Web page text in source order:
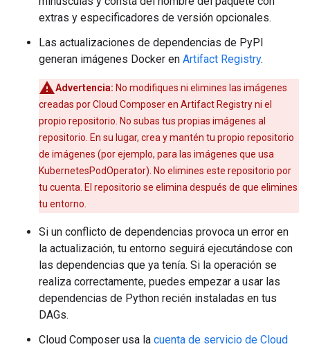
extras y especificadores de versión opcionales.
Las actualizaciones de dependencias de PyPI
generan imágenes Docker en Artifact Registry.
Advertencia: No modifiques ni elimines las imágenes
creadas por Cloud Composer en Artifact Registry ni el
propio repositorio. No subas tus propias imágenes al
repositorio. En su lugar, crea y mantén tu propio repositorio
de imágenes (por ejemplo, para las imágenes que usa
KubernetesPodOperator). No elimines este repositorio por
tu cuenta. El repositorio se elimina después de que elimines
tu entorno.
Si un conflicto de dependencias provoca un error en
la actualización, tu entorno seguirá ejecutándose con
las dependencias que ya tenía. Si la operación se
realiza correctamente, puedes empezar a usar las
dependencias de Python recién instaladas en tus
DAGs.
Cloud Composer usa la cuenta de servicio de Cloud